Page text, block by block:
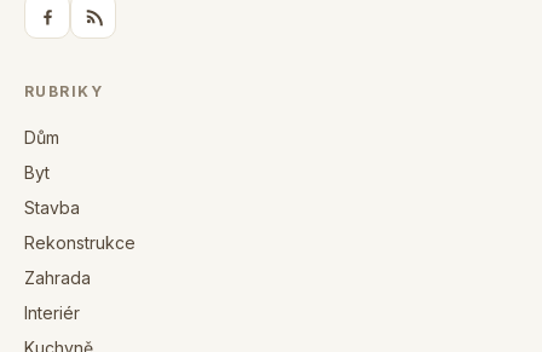
RUBRIKY
Dům
Byt
Stavba
Rekonstrukce
Zahrada
Interiér
Kuchyně